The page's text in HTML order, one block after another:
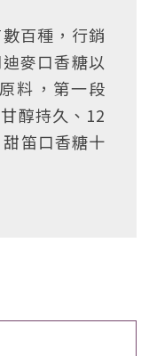
百種，行銷
麥口香糖以
料，第一段
醇持久、12
笛口香糖十